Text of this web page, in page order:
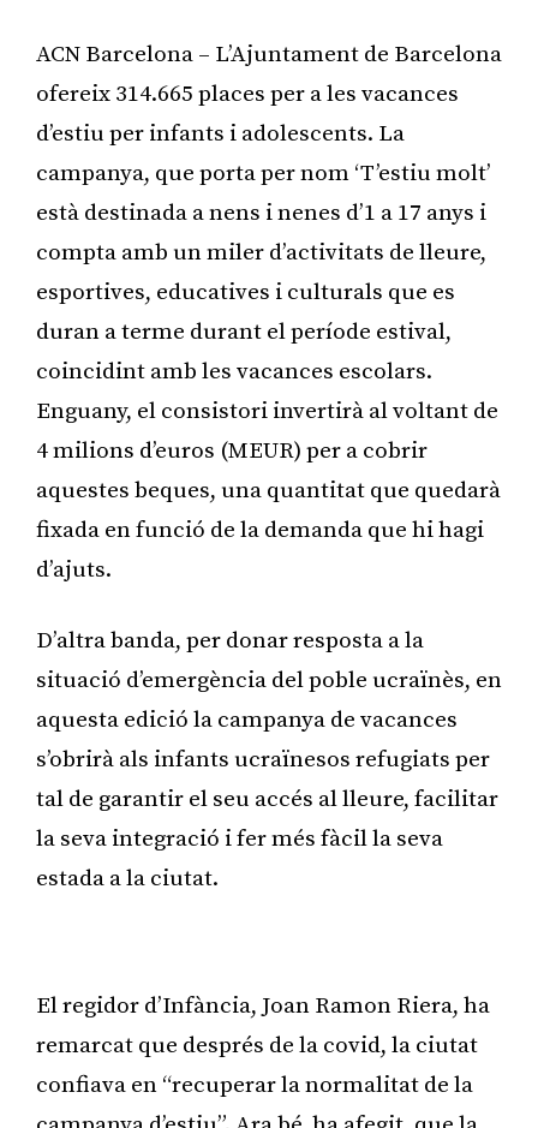
ACN Barcelona – L’Ajuntament de Barcelona
ofereix 314.665 places per a les vacances
d’estiu per infants i adolescents. La
campanya, que porta per nom ‘T’estiu molt’
està destinada a nens i nenes d’1 a 17 anys i
compta amb un miler d’activitats de lleure,
esportives, educatives i culturals que es
duran a terme durant el període estival,
coincidint amb les vacances escolars.
Enguany, el consistori invertirà al voltant de
4 milions d’euros (MEUR) per a cobrir
aquestes beques, una quantitat que quedarà
fixada en funció de la demanda que hi hagi
d’ajuts.
D’altra banda, per donar resposta a la
situació d’emergència del poble ucraïnès, en
aquesta edició la campanya de vacances
s’obrirà als infants ucraïnesos refugiats per
tal de garantir el seu accés al lleure, facilitar
la seva integració i fer més fàcil la seva
estada a la ciutat.
El regidor d’Infància, Joan Ramon Riera, ha
remarcat que després de la covid, la ciutat
confiava en “recuperar la normalitat de la